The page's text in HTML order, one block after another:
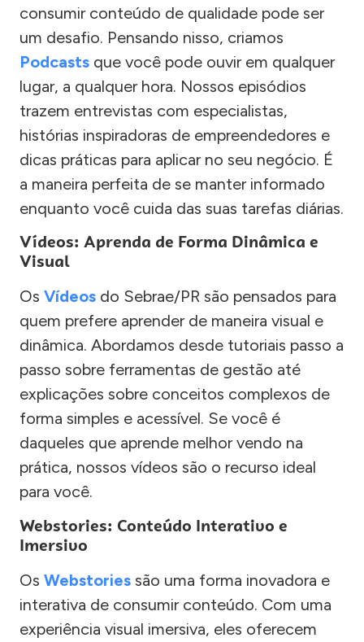
consumir conteúdo de qualidade pode ser
um desafio. Pensando nisso, criamos
Podcasts que você pode ouvir em qualquer
lugar, a qualquer hora. Nossos episódios
trazem entrevistas com especialistas,
histórias inspiradoras de empreendedores e
dicas práticas para aplicar no seu negócio. É
a maneira perfeita de se manter informado
enquanto você cuida das suas tarefas diárias.
Vídeos: Aprenda de Forma Dinâmica e
Visual
Os Vídeos do Sebrae/PR são pensados para
quem prefere aprender de maneira visual e
dinâmica. Abordamos desde tutoriais passo a
passo sobre ferramentas de gestão até
explicações sobre conceitos complexos de
forma simples e acessível. Se você é
daqueles que aprende melhor vendo na
prática, nossos vídeos são o recurso ideal
para você.
Webstories: Conteúdo Interativo e
Imersivo
Os Webstories são uma forma inovadora e
interativa de consumir conteúdo. Com uma
experiência visual imersiva, eles oferecem